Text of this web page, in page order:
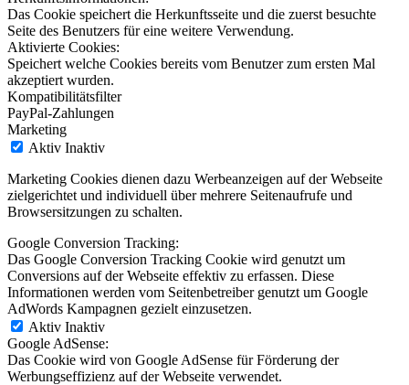
Das Cookie speichert die Herkunftsseite und die zuerst besuchte
Seite des Benutzers für eine weitere Verwendung.
Aktivierte Cookies:
Speichert welche Cookies bereits vom Benutzer zum ersten Mal
akzeptiert wurden.
Kompatibilitätsfilter
PayPal-Zahlungen
Marketing
Aktiv Inaktiv
Marketing Cookies dienen dazu Werbeanzeigen auf der Webseite
zielgerichtet und individuell über mehrere Seitenaufrufe und
Browsersitzungen zu schalten.
Google Conversion Tracking:
Das Google Conversion Tracking Cookie wird genutzt um
Conversions auf der Webseite effektiv zu erfassen. Diese
Informationen werden vom Seitenbetreiber genutzt um Google
AdWords Kampagnen gezielt einzusetzen.
Aktiv Inaktiv
Google AdSense:
Das Cookie wird von Google AdSense für Förderung der
Werbungseffizienz auf der Webseite verwendet.